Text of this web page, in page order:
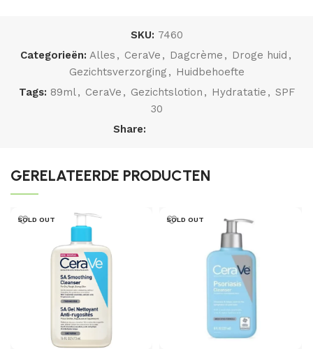
SKU: 7460
Categorieën: Alles , CeraVe , Dagcrème , Droge huid ,
Gezichtsverzorging , Huidbehoefte
Tags: 89ml, CeraVe , Gezichtslotion , Hydratatie , SPF
30
Share:
GERELATEERDE PRODUCTEN
SOLD OUT SOLD OUT